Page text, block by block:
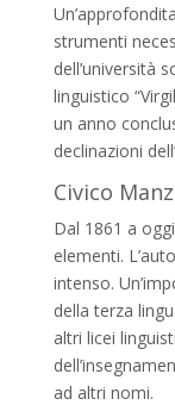
strumenti
dell’università
linguistico
un anno
declinazioni
Civico
Dal 1861 a
elementi.
intenso.
della terza
altri licei
ad altri nomi.